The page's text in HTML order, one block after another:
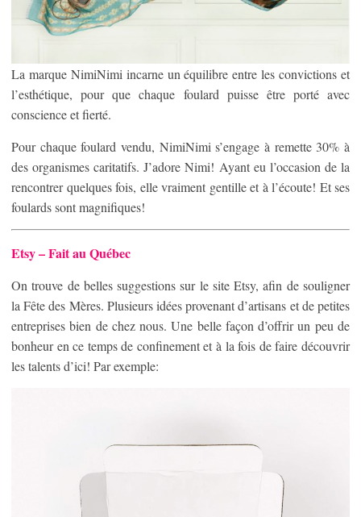
La marque NimiNimi incarne un équilibre entre les convictions et
l’esthétique, pour que chaque foulard puisse être porté avec
conscience et fierté.
Pour chaque foulard vendu, NimiNimi s’engage à remette 30% à
des organismes caritatifs. J’adore Nimi! Ayant eu l’occasion de la
rencontrer quelques fois, elle vraiment gentille et à l’écoute! Et ses
foulards sont magnifiques!
Etsy – Fait au Québec
On trouve de belles suggestions sur le site Etsy, afin de souligner
la Fête des Mères. Plusieurs idées provenant d’artisans et de petites
entreprises bien de chez nous. Une belle façon d’offrir un peu de
bonheur en ce temps de confinement et à la fois de faire découvrir
les talents d’ici! Par exemple: